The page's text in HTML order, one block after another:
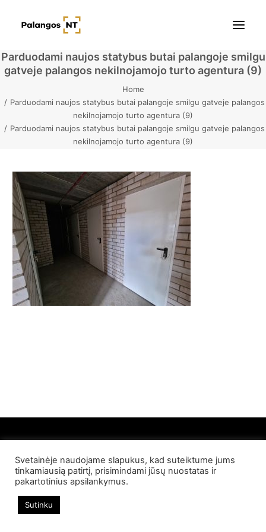
Butai
Namai / Kotedžai
Kontaktai
Parduodami naujos statybus butai palangoje smilgu
gatveje palangos nekilnojamojo turto agentura (9)
Home
Parduodami naujos statybus butai palangoje smilgu gatveje palangos
nekilnojamojo turto agentura (9)
Parduodami naujos statybus butai palangoje smilgu gatveje palangos
nekilnojamojo turto agentura (9)
© 2022 Palangos NT. Visos teisės saugomos
Svetainėje naudojame slapukus, kad suteiktume jums
tinkamiausią patirtį, prisimindami jūsų nuostatas ir
pakartotinius apsilankymus.
Sutinku